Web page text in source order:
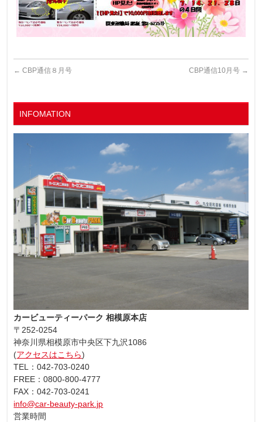
← CBP通信８月号 CBP通信10月号 →
INFOMATION
カービューティーパーク 相模原本店
〒252-0254
神奈川県相模原市中央区下九沢1086
(アクセスはこちら)
TEL：042-703-0240
FREE：0800-800-4777
FAX：042-703-0241
info@car-beauty-park.jp
営業時間